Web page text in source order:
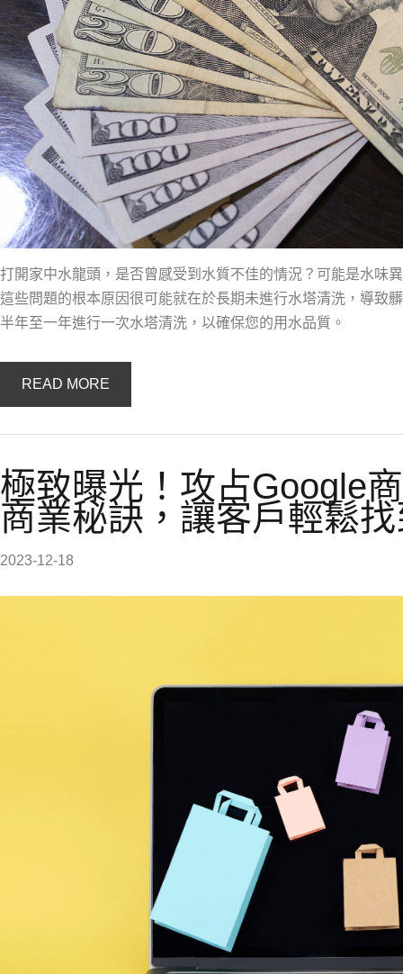
打開家中水龍頭，是否曾感受到水質不佳的情況？可能是水味
這些問題的根本原因很可能就在於長期未進行水塔清洗，導致
半年至一年進行一次水塔清洗，以確保您的用水品質。
READ MORE
極致曝光！攻占Google
商業秘訣，讓客戶輕鬆
2023-12-18